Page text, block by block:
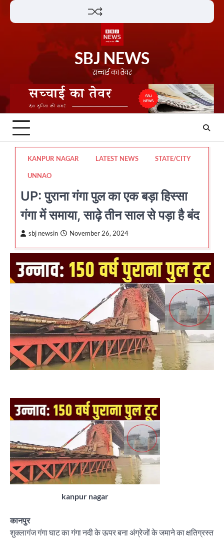
Skip
SBJ NEWS
सच्चाई का तेवर
KANPUR NAGAR LATEST NEWS STATE/CITY
UNNAO
UP: पुराना गंगा पुल का एक बड़ा हिस्सा
गंगा में समाया, साढ़े तीन साल से पड़ा है बंद
sbj newsin November 26, 2024
kanpur nagar
कानपुर
शुक्लागंज गंगा घाट का गंगा नदी के ऊपर बना अंग्रेजों के जमाने का क्षतिग्रस्त